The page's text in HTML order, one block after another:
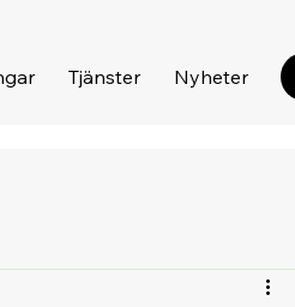
Tjänster Nyheter